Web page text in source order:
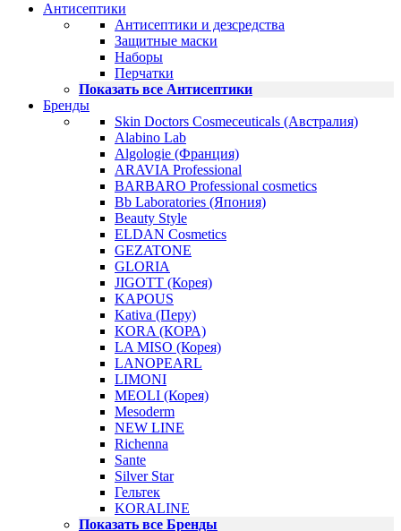
Антисептики
Антисептики и дезсредства
Защитные маски
Наборы
Перчатки
Показать все Антисептики
Бренды
Skin Doctors Cosmeceuticals (Австралия)
Alabino Lab
Algologie (Франция)
ARAVIA Professional
BARBARO Professional cosmetics
Bb Laboratories (Япония)
Beauty Style
ELDAN Cosmetics
GEZATONE
GLORIA
JIGOTT (Корея)
KAPOUS
Kativa (Перу)
KORA (КОРА)
LA MISO (Корея)
LANOPEARL
LIMONI
MEOLI (Корея)
Mesoderm
NEW LINE
Richenna
Sante
Silver Star
Гельтек
KORALINE
Показать все Бренды